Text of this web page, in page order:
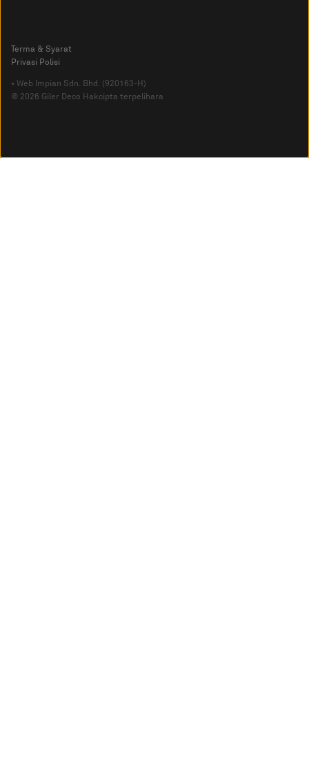
© 2026 Giler Deco Hakcipta terpelihara
• Web Impian Sdn. Bhd. (920163-H)
Privasi Polisi
Terma & Syarat